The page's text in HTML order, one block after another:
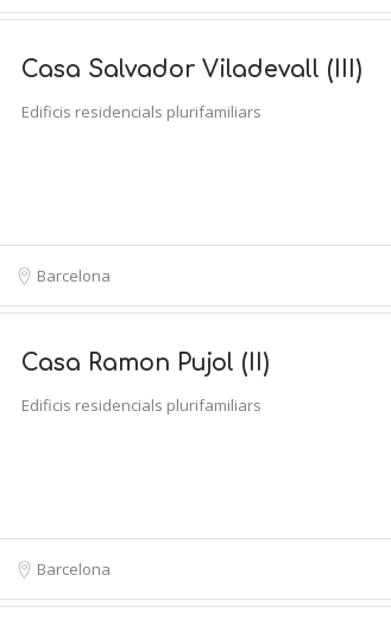
Casa Salvador Viladevall (III)
Edificis residencials plurifamiliars
Barcelona
Casa Ramon Pujol (II)
Edificis residencials plurifamiliars
Barcelona